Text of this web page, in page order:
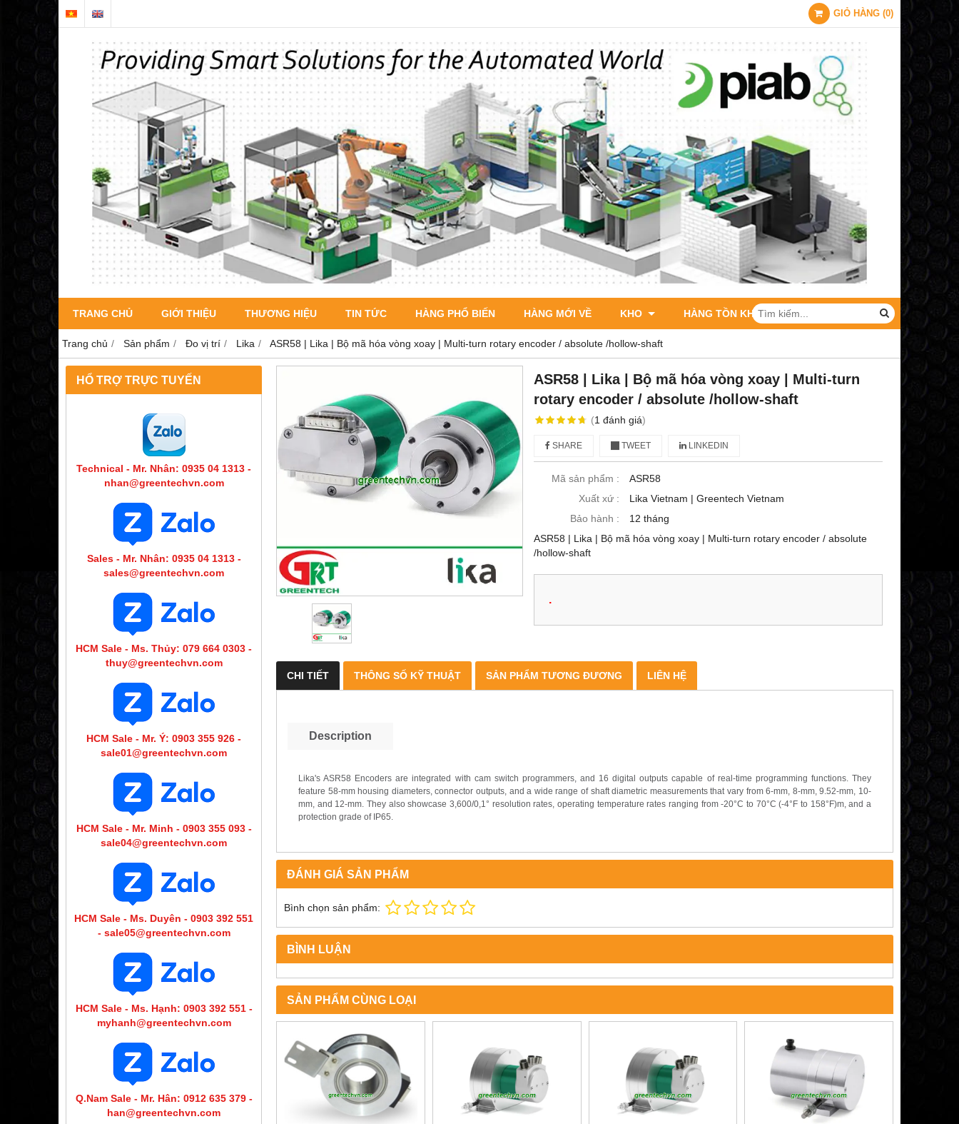
GIỎ HÀNG (0)
TRANG CHỦ GIỚI THIỆU THƯƠNG HIỆU TIN TỨC HÀNG PHỔ BIẾN HÀNG MỚI VỀ KHO HÀNG TỒN KHO
Trang chủ Sản phẩm Đo vị trí Lika ASR58 | Lika | Bộ mã hóa vòng xoay | Multi-turn rotary encoder / absolute /hollow-shaft
HỔ TRỢ TRỰC TUYẾN
Technical - Mr. Nhân: 0935 04 1313 -
nhan@greentechvn.com
Sales - Mr. Nhân: 0935 04 1313 -
sales@greentechvn.com
HCM Sale - Ms. Thủy: 079 664 0303 -
thuy@greentechvn.com
HCM Sale - Mr. Ý: 0903 355 926 -
sale01@greentechvn.com
HCM Sale - Mr. Minh - 0903 355 093 -
sale04@greentechvn.com
HCM Sale - Ms. Duyên - 0903 392 551
- sale05@greentechvn.com
HCM Sale - Ms. Hạnh: 0903 392 551 -
myhanh@greentechvn.com
Q.Nam Sale - Mr. Hân: 0912 635 379 -
han@greentechvn.com
ASR58 | Lika | Bộ mã hóa vòng xoay | Multi-turn
rotary encoder / absolute /hollow-shaft
(1 đánh giá)
SHARE TWEET LINKEDIN
Mã sản phẩm :
ASR58
Xuất xứ :
Lika Vietnam | Greentech Vietnam
Bảo hành :
12 tháng
ASR58 | Lika | Bộ mã hóa vòng xoay | Multi-turn rotary encoder / absolute
/hollow-shaft
CHI TIẾT THÔNG SỐ KỸ THUẬT SẢN PHẨM TƯƠNG ĐƯƠNG LIÊN HỆ
Description
Lika's ASR58 Encoders are integrated with cam switch programmers, and 16 digital outputs capable of real-time programming functions. They
feature 58-mm housing diameters, connector outputs, and a wide range of shaft diametric measurements that vary from 6-mm, 8-mm, 9.52-mm, 10-
mm, and 12-mm. They also showcase 3,600/0,1° resolution rates, operating temperature rates ranging from -20°C to 70°C (-4°F to 158°F)m, and a
protection grade of IP65.
ĐÁNH GIÁ SẢN PHẨM
Bình chọn sản phẩm:
BÌNH LUẬN
SẢN PHẨM CÙNG LOẠI